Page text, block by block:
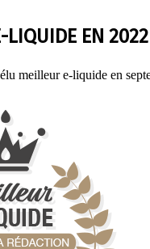
LIQUIDE EN 2022
meilleur e-liquide en